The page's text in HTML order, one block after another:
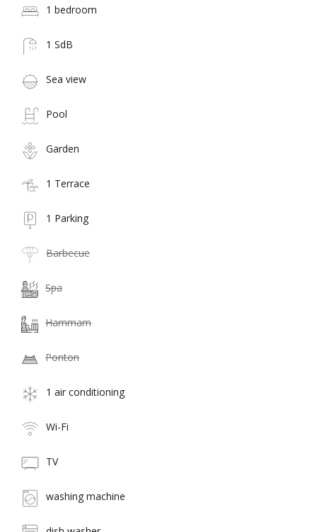
1 bedroom
1 SdB
Sea view
Pool
Garden
1 Terrace
1 Parking
Barbecue
Spa
Hammam
Ponton
1 air conditioning
Wi-Fi
TV
washing machine